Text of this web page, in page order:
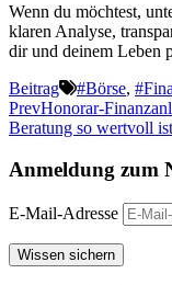
Wenn du möchtest,
klaren Analyse,
dir und deinem Leben
Beitrag
#Börse,
PrevHonorar-
Beratung so wertvoll ist
Anmeldung zum
E-Mail-Adresse